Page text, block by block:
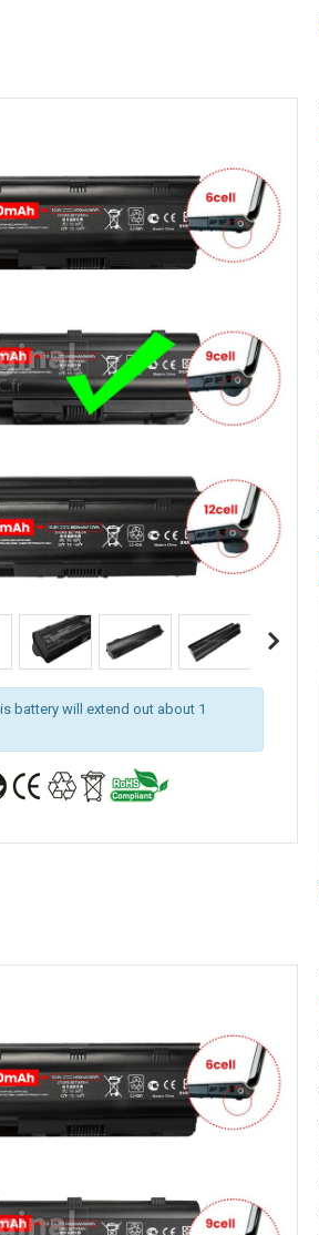
battery will extend out about 1